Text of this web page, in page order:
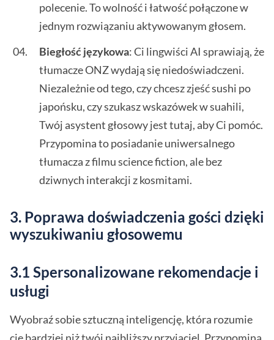
polecenie. To wolność i łatwość połączone w
jednym rozwiązaniu aktywowanym głosem.
Biegłość językowa: Ci lingwiści AI sprawiają, że
tłumacze ONZ wydają się niedoświadczeni.
Niezależnie od tego, czy chcesz zjeść sushi po
japońsku, czy szukasz wskazówek w suahili,
Twój asystent głosowy jest tutaj, aby Ci pomóc.
Przypomina to posiadanie uniwersalnego
tłumacza z filmu science fiction, ale bez
dziwnych interakcji z kosmitami.
3. Poprawa doświadczenia gości dzięki
wyszukiwaniu głosowemu
3.1 Spersonalizowane rekomendacje i
usługi
Wyobraź sobie sztuczną inteligencję, która rozumie